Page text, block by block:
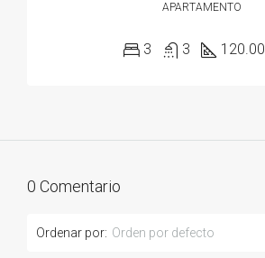
APARTAMENTO
3 3 120.00
0 Comentario
Ordenar por: Orden por defecto